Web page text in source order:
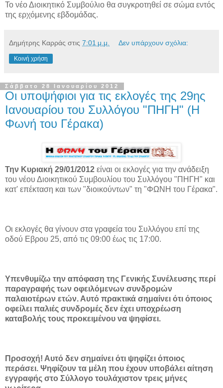
Το νέο Διοικητικό Συμβούλιο θα συγκροτηθεί σε σώμα εντός
της ερχόμενης εβδομάδας.
Δημήτρης Καρράς στις 7:01 μ.μ. Δεν υπάρχουν σχόλια:
Κοινή χρήση
Σάββατο 28 Ιανουαρίου 2012
Οι υποψήφιοι για τις εκλογές της 29ης
Ιανουαρίου του Συλλόγου "ΠΗΓΗ" (Η
Φωνή του Γέρακα)
Την Κυριακή 29/01/2012 είναι οι εκλογές για την ανάδειξη
του νέου Διοικητικού Συμβουλίου του Συλλόγου "ΠΗΓΗ" και
κατ' επέκταση και των "διοικούντων" τη "ΦΩΝΗ του Γέρακα".
Οι εκλογές θα γίνουν στα γραφεία του Συλλόγου επί της
οδού Εβρου 25, από τις 09:00 έως τις 17:00.
Υπενθυμίζω την απόφαση της Γενικής Συνέλευσης περί
παραγραφής των οφειλόμενων συνδρομών
παλαιοτέρων ετών. Αυτό πρακτικά σημαίνει ότι όποιος
οφείλει παλιές συνδρομές δεν έχει υποχρέωση
καταβολής τους προκειμένου να ψηφίσει.
Προσοχή! Αυτό δεν σημαίνει ότι ψηφίζει όποιος
περάσει. Ψηφίζουν τα μέλη που έχουν υποβάλει αίτηση
εγγραφής στο Σύλλογο τουλάχιστον τρεις μήνες